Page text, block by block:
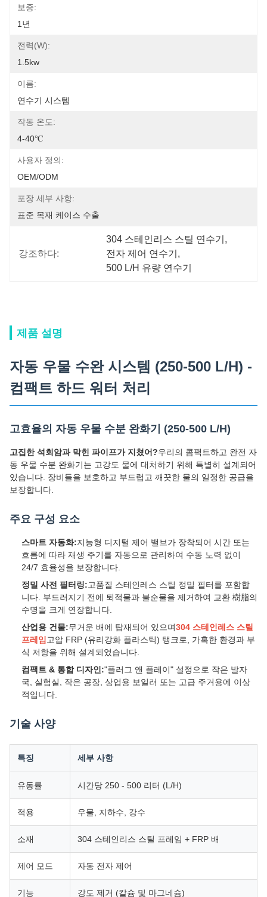
보증:
1년
전력(w):
1.5kw
이름:
연수기 시스템
작동 온도:
4-40℃
사용자 정의:
OEM/ODM
포장 세부 사항:
표준 목재 케이스 수출
강조하다:
304 스테인리스 스틸 연수기 ,
전자 제어 연수기 ,
500 L/H 유량 연수기
제품 설명
자동 우물 수완 시스템 (250-500 L/H) -
컴팩트 하드 워터 처리
고효율의 자동 우물 수분 완화기 (250-500 L/H)
고집한 석회암과 막힌 파이프가 지쳤어?우리의 콤팩트하고 완전 자
동 우물 수분 완화기는 고강도 물에 대처하기 위해 특별히 설계되어
있습니다. 장비들을 보호하고 부드럽고 깨끗한 물의 일정한 공급을
보장합니다.
주요 구성 요소
스마트 자동화:지능형 디지털 제어 밸브가 장착되어 시간 또는
흐름에 따라 재생 주기를 자동으로 관리하여 수동 노력 없이
24/7 효율성을 보장합니다.
정밀 사전 필터링:고품질 스테인레스 스틸 정밀 필터를 포함합
니다. 부드러지기 전에 퇴적물과 불순물을 제거하여 교환 樹脂의
수명을 크게 연장합니다.
산업용 건물:무거운 배에 탑재되어 있으며304 스테인레스 스틸
프레임 고압 FRP (유리강화 플라스틱) 탱크로, 가혹한 환경과 부
식 저항을 위해 설계되었습니다.
컴팩트 & 통합 디자인:"플러그 앤 플레이" 설정으로 작은 발자
국, 실험실, 작은 공장, 상업용 보일러 또는 고급 주거용에 이상
적입니다.
기술 사양
특징 세부 사항
유동률 시간당 250 - 500 리터 (L/H)
적용 우물, 지하수, 강수
소재 304 스테인리스 스틸 프레임 + FRP 배
제어 모드 자동 전자 제어
기능 강도 제거 (칼슘 및 마그네슘)